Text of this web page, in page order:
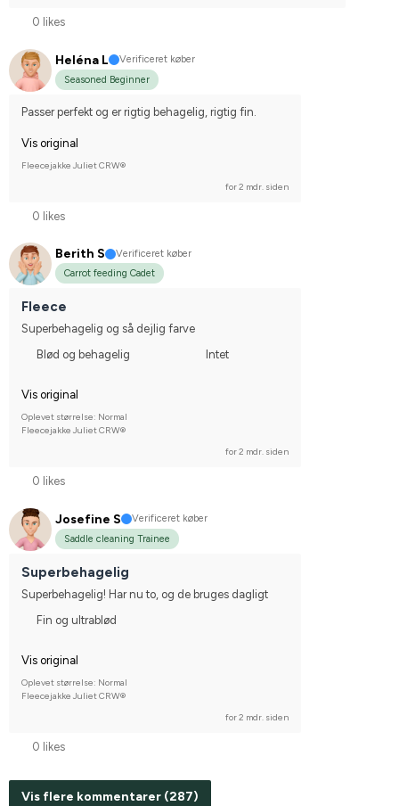
0 likes
Heléna L
Verificeret køber
Seasoned Beginner
Passer perfekt og er rigtig behagelig, rigtig fin.
Vis original
Fleecejakke Juliet CRW®
for 2 mdr. siden
0 likes
Berith S
Verificeret køber
Carrot feeding Cadet
Fleece
Superbehagelig og så dejlig farve
Blød og behagelig
Intet
Vis original
Oplevet størrelse: Normal
Fleecejakke Juliet CRW®
for 2 mdr. siden
0 likes
Josefine S
Verificeret køber
Saddle cleaning Trainee
Superbehagelig
Superbehagelig! Har nu to, og de bruges dagligt
Fin og ultrablød
Vis original
Oplevet størrelse: Normal
Fleecejakke Juliet CRW®
for 2 mdr. siden
0 likes
Vis flere kommentarer (287)